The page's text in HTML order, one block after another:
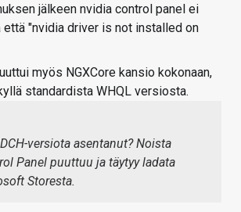
jälkeen nvidia control panel ei
että "nvidia driver is not installed on
myös NGXCore kansio kokonaan,
standardista WHQL versiosta.
versiota asentanut? Noista
Panel puuttuu ja täytyy ladata
Storesta.